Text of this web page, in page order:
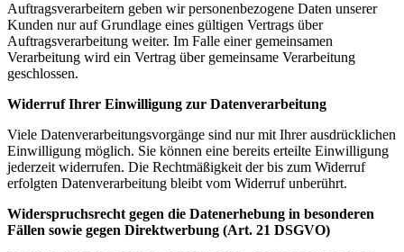
Auftragsverarbeitern geben wir personenbezogene Daten unserer
Kunden nur auf Grundlage eines gültigen Vertrags über
Auftragsverarbeitung weiter. Im Falle einer gemeinsamen
Verarbeitung wird ein Vertrag über gemeinsame Verarbeitung
geschlossen.
Widerruf Ihrer Einwilligung zur Datenverarbeitung
Viele Datenverarbeitungsvorgänge sind nur mit Ihrer ausdrücklichen
Einwilligung möglich. Sie können eine bereits erteilte Einwilligung
jederzeit widerrufen. Die Rechtmäßigkeit der bis zum Widerruf
erfolgten Datenverarbeitung bleibt vom Widerruf unberührt.
Widerspruchsrecht gegen die Datenerhebung in besonderen
Fällen sowie gegen Direktwerbung (Art. 21 DSGVO)